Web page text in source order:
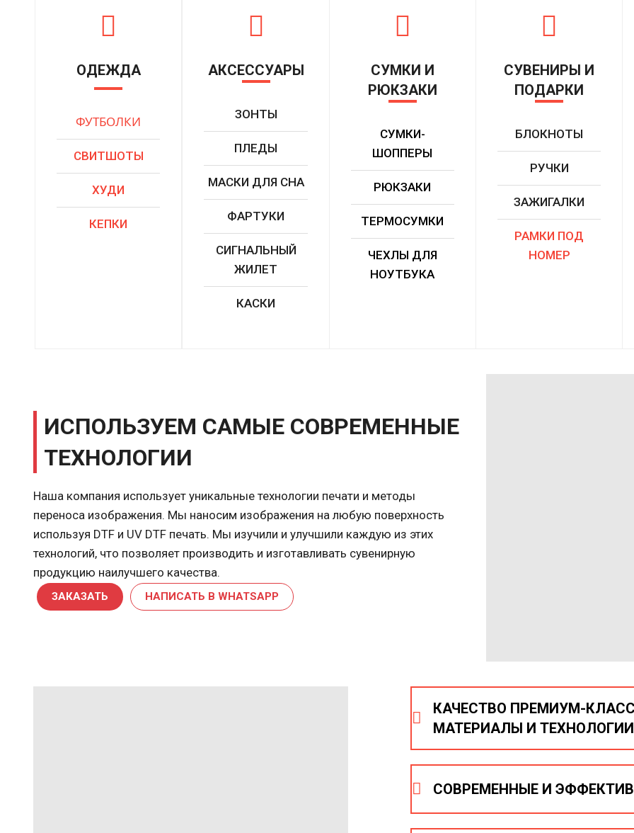
ОДЕЖДА
ФУТБОЛКИ
СВИТШОТЫ
ХУДИ
КЕПКИ
АКСЕССУАРЫ
ЗОНТЫ
ПЛЕДЫ
МАСКИ ДЛЯ СНА
ФАРТУКИ
СИГНАЛЬНЫЙ
ЖИЛЕТ
КАСКИ
СУМКИ И
РЮКЗАКИ
СУМКИ-
ШОППЕРЫ
РЮКЗАКИ
ТЕРМОСУМКИ
ЧЕХЛЫ ДЛЯ
НОУТБУКА
СУВЕНИРЫ И
ПОДАРКИ
БЛОКНОТЫ
РУЧКИ
ЗАЖИГАЛКИ
РАМКИ ПОД
НОМЕР
ИСПОЛЬЗУЕМ САМЫЕ СОВРЕМЕННЫЕ
ТЕХНОЛОГИИ
Наша компания использует уникальные технологии печати и методы
переноса изображения. Мы наносим изображения на любую поверхность
используя DTF и UV DTF печать. Мы изучили и улучшили каждую из этих
технологий, что позволяет производить и изготавливать сувенирную
продукцию наилучшего качества.
ЗАКАЗАТЬ НАПИСАТЬ В WHATSAPP
КАЧЕСТВО ПРЕМИУМ-
МАТЕРИАЛЫ И
нанесения изображений на
СОВРЕМЕННЫЕ И